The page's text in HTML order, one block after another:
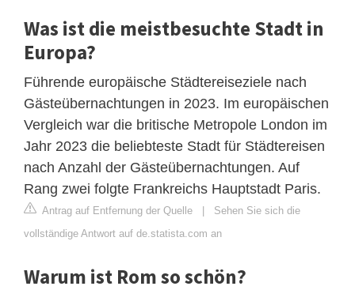
Was ist die meistbesuchte Stadt in
Europa?
Führende europäische Städtereiseziele nach
Gästeübernachtungen in 2023. Im europäischen
Vergleich war die britische Metropole London im
Jahr 2023 die beliebteste Stadt für Städtereisen
nach Anzahl der Gästeübernachtungen. Auf
Rang zwei folgte Frankreichs Hauptstadt Paris.
Antrag auf Entfernung der Quelle | Sehen Sie sich die
vollständige Antwort auf de.statista.com an
Warum ist Rom so schön?